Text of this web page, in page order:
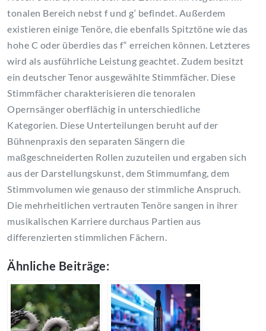
tonalen Bereich nebst f und g‘ befindet. Außerdem
existieren einige Tenöre, die ebenfalls Spitztöne wie das
hohe C oder überdies das f“ erreichen können. Letzteres
wird als ausführliche Leistung geachtet. Zudem besitzt
ein deutscher Tenor ausgewählte Stimmfächer. Diese
Stimmfächer charakterisieren die tenoralen
Opernsänger oberflächig in unterschiedliche
Kategorien. Diese Unterteilungen beruht auf der
Bühnenpraxis den separaten Sängern die
maßgeschneiderten Rollen zuzuteilen und ergaben sich
aus der Darstellungskunst, dem Stimmumfang, dem
Stimmvolumen wie genauso der stimmliche Anspruch.
Die mehrheitlichen vertrauten Tenöre sangen in ihrer
musikalischen Karriere durchaus Partien aus
differenzierten stimmlichen Fächern.
Ähnliche Beiträge: